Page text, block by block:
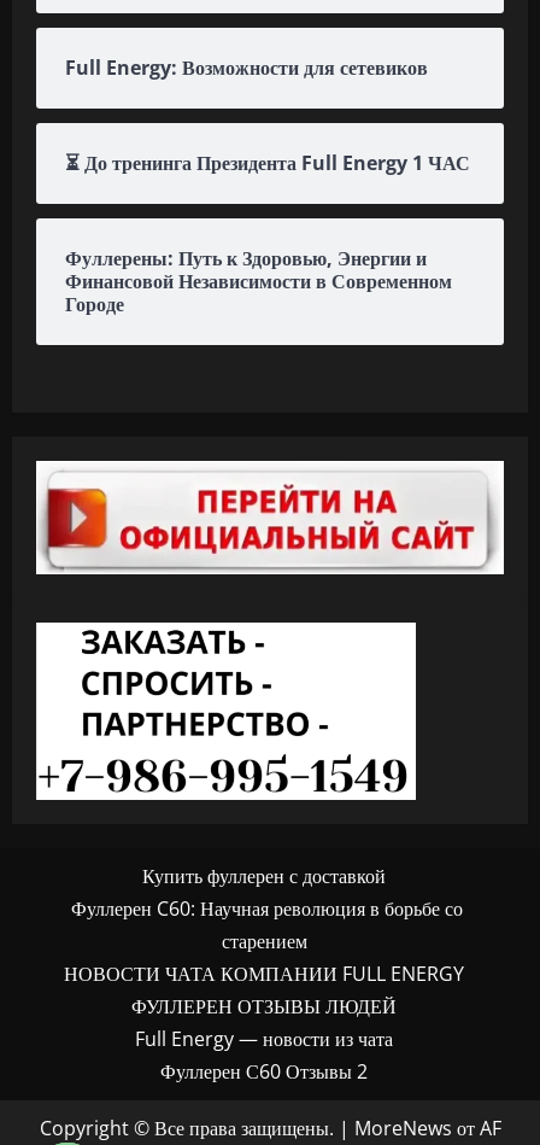
Full Energy: Возможности для сетевиков
⏳ До тренинга Президента Full Energy 1 ЧАС
Фуллерены: Путь к Здоровью, Энергии и
Финансовой Независимости в Современном
Городе
Купить фуллерен с доставкой
Фуллерен C60: Научная революция в борьбе со
старением
НОВОСТИ ЧАТА КОМПАНИИ FULL ENERGY
ФУЛЛЕРЕН ОТЗЫВЫ ЛЮДЕЙ
Full Energy — новости из чата
Фуллерен С60 Отзывы 2
Copyright © Все права защищены. | MoreNews от AF